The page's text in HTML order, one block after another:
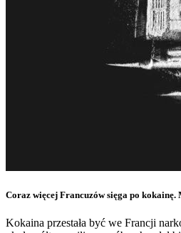
Coraz więcej Francuzów sięga po kokainę.
Kokaina przestała być we Francji